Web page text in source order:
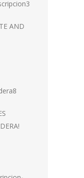
AND